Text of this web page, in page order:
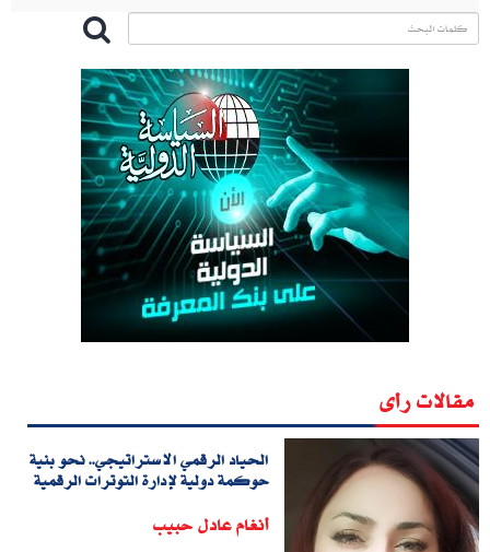
مقالات رأى
الحياد الرقمي الاستراتيجي.. نحو بنية
حوكمة دولية لإدارة التوترات الرقمية
أنغام عادل حبيب